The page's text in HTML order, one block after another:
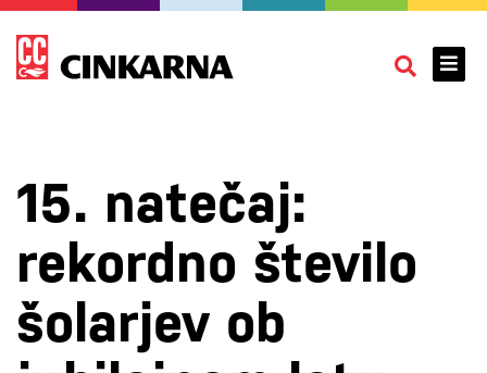
15. natečaj:
rekordno število
šolarjev ob